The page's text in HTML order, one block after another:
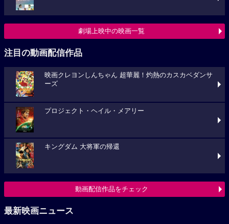
劇場上映中の映画一覧
注目の動画配信作品
映画クレヨンしんちゃん 超華麗！灼熱のカスカベダンサ
ーズ
プロジェクト・ヘイル・メアリー
キングダム 大将軍の帰還
動画配信作品をチェック
最新映画ニュース